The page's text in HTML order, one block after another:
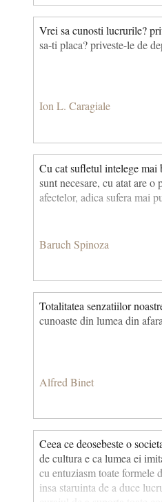
Vrei sa cunosti lucrurile?
sa-ti placa? priveste-le de
Ion L. Caragiale
Cu cat sufletul intelege mai
sunt necesare, cu atat are o
afectelor, adica sufera mai
Baruch Spinoza
Totalitatea senzatiilor
cunoaste din lumea din
Alfred Binet
Ceea ce deosebeste o
de cultura e ca lumea ei
cu entuziasm toate formele
insa staruinta de a duce